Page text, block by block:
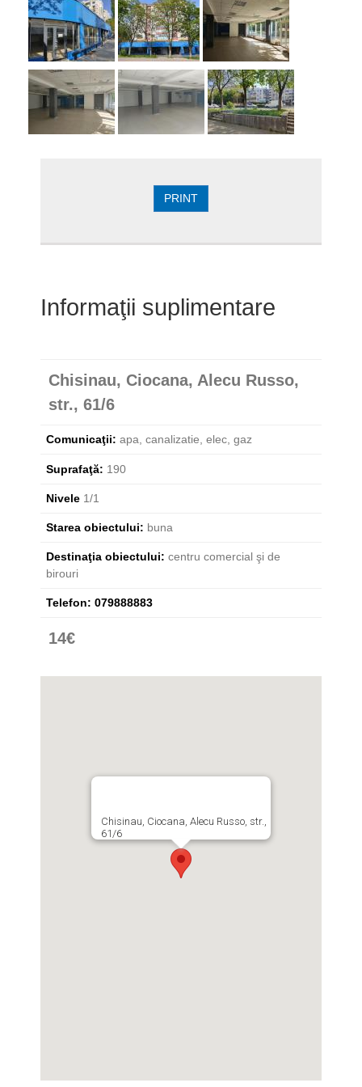
PRINT
Informaţii suplimentare
Chisinau, Ciocana, Alecu Russo,
str., 61/6
Comunicaţii: apa, canalizatie, elec, gaz
Suprafaţă: 190
Nivele 1/1
Starea obiectului: buna
Destinaţia obiectului: centru comercial şi de
birouri
Telefon: 079888883
14€
Chisinau, Ciocana, Alecu Russo, str.,
61/6